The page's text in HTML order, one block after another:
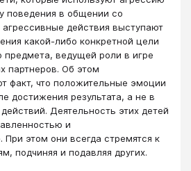
поведения в общении со
действия выступают
какой-либо конкретной цели
предмета, ведущей роли в игре
партнеров. Об этом
факт, что положительные эмоции
достижения результата, а не в
Деятельность этих детей
и
При этом они всегда стремятся к
подчиняя и подавляя других.